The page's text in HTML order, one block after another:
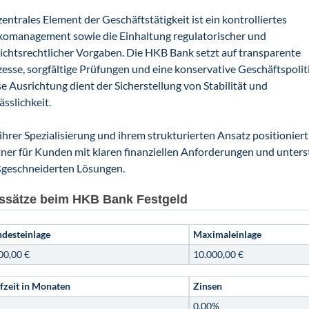
Element der Geschäftstätigkeit ist ein kontrolliertes
sowie die Einhaltung regulatorischer und
Vorgaben. Die HKB Bank setzt auf transparente
sorgfältige Prüfungen und eine konservative
Ausrichtung dient der Sicherstellung von Stabilität und
Spezialisierung und ihrem strukturierten Ansatz positioniert
für Kunden mit klaren finanziellen Anforderungen und
Lösungen.
beim HKB Bank Festgeld
Maximaleinlage
€
10.000,00 €
in Monaten
Zinsen
0,00%